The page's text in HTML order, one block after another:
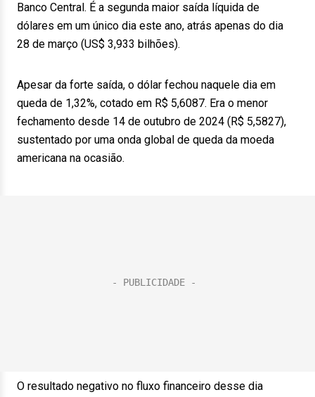
Banco Central. É a segunda maior saída líquida de
dólares em um único dia este ano, atrás apenas do dia
28 de março (US$ 3,933 bilhões).
Apesar da forte saída, o dólar fechou naquele dia em
queda de 1,32%, cotado em R$ 5,6087. Era o menor
fechamento desde 14 de outubro de 2024 (R$ 5,5827),
sustentado por uma onda global de queda da moeda
americana na ocasião.
O resultado negativo no fluxo financeiro desse dia